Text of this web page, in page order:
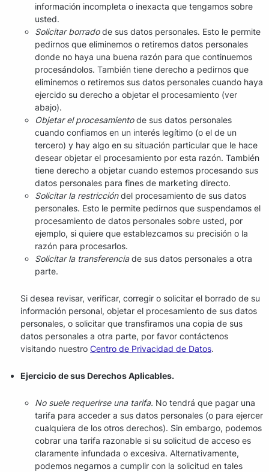
información incompleta o inexacta que tengamos sobre
usted.
Solicitar borradode sus datos personales. Esto le permite
pedirnos que eliminemos o retiremos datos personales
donde no haya una buena razón para que continuemos
procesándolos. También tiene derecho a pedirnos que
eliminemos o retiremos sus datos personales cuando haya
ejercido su derecho a objetar el procesamiento (ver
abajo).
Objetar el procesamientode sus datos personales
cuando confiamos en un interés legítimo (o el de un
tercero) y hay algo en su situación particular que le hace
desear objetar el procesamiento por esta razón. También
tiene derecho a objetar cuando estemos procesando sus
datos personales para fines de marketing directo.
Solicitar la restriccióndel procesamiento de sus datos
personales. Esto le permite pedirnos que suspendamos el
procesamiento de datos personales sobre usted, por
ejemplo, si quiere que establezcamos su precisión o la
razón para procesarlos.
Solicitar la transferenciade sus datos personales a otra
parte.
Si desea revisar, verificar, corregir o solicitar el borrado de su
información personal, objetar el procesamiento de sus datos
personales, o solicitar que transfiramos una copia de sus
datos personales a otra parte, por favor contáctenos
visitando nuestro Centro de Privacidad de Datos.
Ejercicio de sus Derechos Aplicables.
No suele requerirse una tarifa. No tendrá que pagar una
tarifa para acceder a sus datos personales (o para ejercer
cualquiera de los otros derechos). Sin embargo, podemos
cobrar una tarifa razonable si su solicitud de acceso es
claramente infundada o excesiva. Alternativamente,
podemos negarnos a cumplir con la solicitud en tales